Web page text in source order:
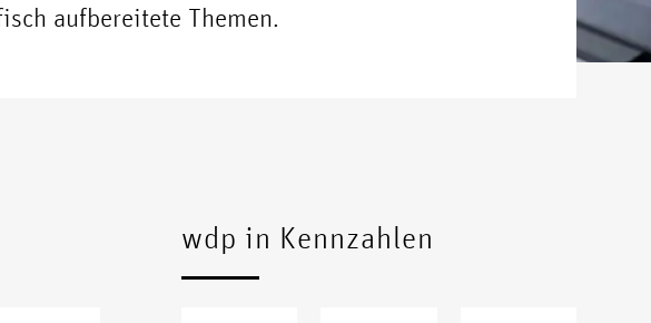
aufbereitete Themen.
wdp in Kennzahlen